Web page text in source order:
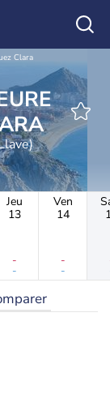
Clara
Jeu
13
-
-
Ven
14
-
-